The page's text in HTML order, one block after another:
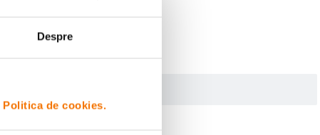
Despre
Politica de cookies.